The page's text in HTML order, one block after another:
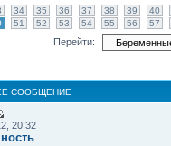
34 35 36 37 38 39 40
51 52 53 54 55 56 57
Перейти:
СООБЩЕНИЕ
20:32